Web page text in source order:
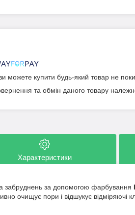
можете купити будь-який товар не
та обмін даного товару
Характеристики
забруднень за допомогою фарбування
очищує пори і відшукує відміряючі